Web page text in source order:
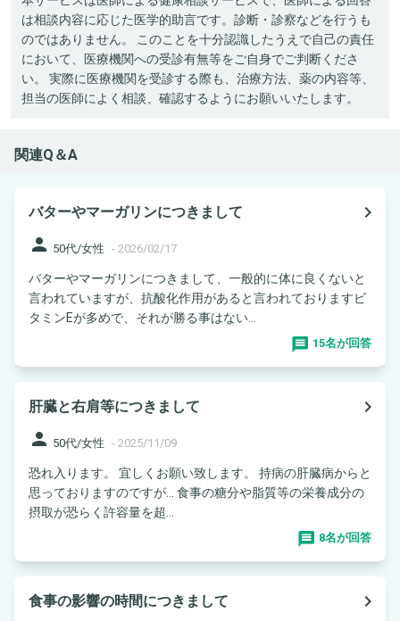
は相談内容に応じた医学的助言です。診断・診察などを行うも
のではありません。 このことを十分認識したうえで自己の責任
において、医療機関への受診有無等をご自身でご判断くださ
い。 実際に医療機関を受診する際も、治療方法、薬の内容等、
担当の医師によく相談、確認するようにお願いいたします。
関連Q＆A
バターやマーガリンにつきまして
navigate_next
person 50代/女性 - 2026/02/17
バターやマーガリンにつきまして、一般的に体に良くないと
言われていますが、抗酸化作用があると言われておりますビ
タミンEが多めで、それが勝る事はない...
15名が回答
肝臓と右肩等につきまして
navigate_next
person 50代/女性 - 2025/11/09
恐れ入ります。 宜しくお願い致します。 持病の肝臓病からと
思っておりますのですが… 食事の糖分や脂質等の栄養成分の
摂取が恐らく許容量を超...
8名が回答
食事の影響の時間につきまして
navigate_next